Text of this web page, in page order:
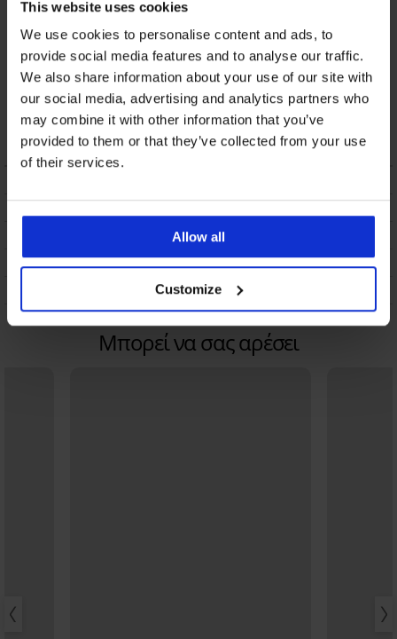
This website uses cookies
We use cookies to personalise content and ads, to
provide social media features and to analyse our traffic.
We also share information about your use of our site with
our social media, advertising and analytics partners who
may combine it with other information that you’ve
provided to them or that they’ve collected from your use
of their services.
Allow all
Customize
Νυχτικό DKNY Next
Gen Classics κοντό
53,89 €
ΣΥΝΤΗΡΗΣΗ ΚΑΙ ΠΛΥΣΗ
Μπορεί να σας αρέσει